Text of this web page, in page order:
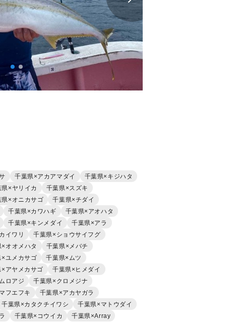
千葉県×アカアマダイ
千葉県×キジハタ
県×ヤリイカ
千葉県×スズキ
県×オニカサゴ
千葉県×チダイ
千葉県×カワハギ
千葉県×アオハタ
千葉県×キンメダイ
千葉県×アラ
イワリ
千葉県×ショウサイフグ
×オオメハタ
千葉県×メバチ
×ユメカサゴ
千葉県×ムツ
×アヤメカサゴ
千葉県×ヒメダイ
ロアジ
千葉県×クロメジナ
フエフキ
千葉県×アカヤガラ
千葉県×カタクチイワシ
千葉県×マトウダイ
千葉県×コウイカ 千葉県×Array